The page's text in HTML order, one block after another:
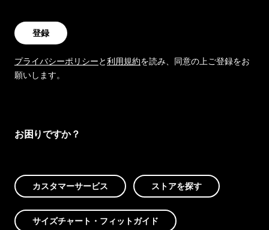
登録
プライバシーポリシーと利用規約を読み、同意の上ご登録をお
願いします。
お困りですか？
カスタマーサービス ストアを探す
サイズチャート・フィットガイド